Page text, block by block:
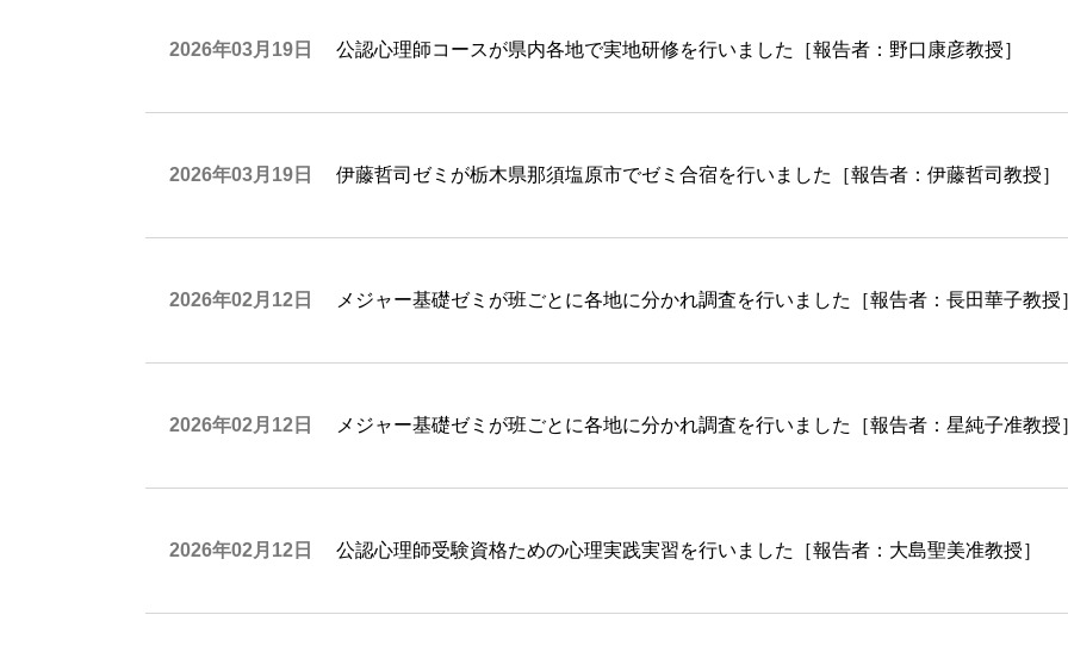
2026年03月19日 公認心理師コースが県内各地で実地研修を行いました［報告者：野口康彦教授］
2026年03月19日 伊藤哲司ゼミが栃木県那須塩原市でゼミ合宿を行いました［報告者：伊藤哲司教授］
2026年02月12日 メジャー基礎ゼミが班ごとに各地に分かれ調査を行いました［報告者：長田華子教授
2026年02月12日 メジャー基礎ゼミが班ごとに各地に分かれ調査を行いました［報告者：星純子准教授
2026年02月12日 公認心理師受験資格ための心理実践実習を行いました［報告者：大島聖美准教授］